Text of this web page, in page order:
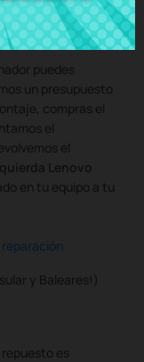
ORIGINAL -
montaje.
puedes
un presupuesto
compras el
el
el
Lenovo
en tu equipo a tu
y Baleares!)
es